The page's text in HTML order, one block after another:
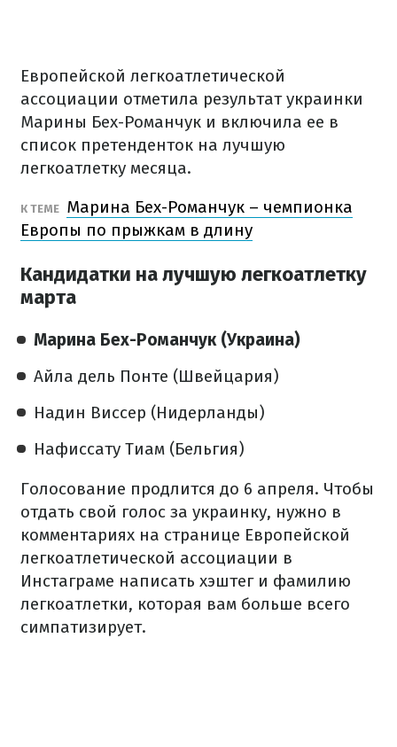
Европейской легкоатлетической
ассоциации отметила результат украинки
Марины Бех-Романчук и включила ее в
список претенденток на лучшую
легкоатлетку месяца.
К ТЕМЕ Марина Бех-Романчук – чемпионка
Европы по прыжкам в длину
Кандидатки на лучшую легкоатлетку
марта
Марина Бех-Романчук (Украина)
Айла дель Понте (Швейцария)
Надин Виссер (Нидерланды)
Нафиссату Тиам (Бельгия)
Голосование продлится до 6 апреля. Чтобы
отдать свой голос за украинку, нужно в
комментариях на странице Европейской
легкоатлетической ассоциации в
Инстаграме написать хэштег и фамилию
легкоатлетки, которая вам больше всего
симпатизирует.